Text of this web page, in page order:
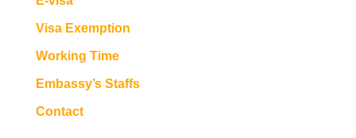
Visa Exemption
Working Time
Embassy’s Staffs
Contact